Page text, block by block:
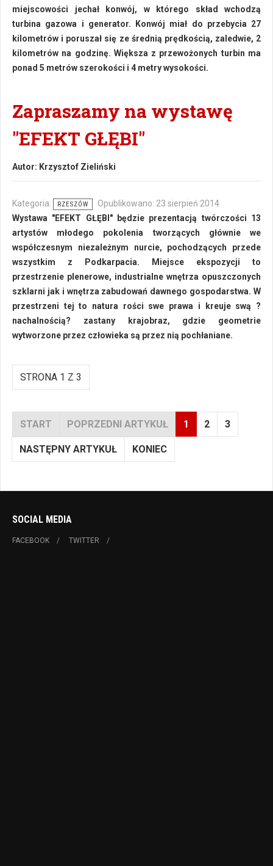
miejscowości jechał konwój, w którego skład wchodzą
turbina gazowa i generator. Konwój miał do przebycia 27
kilometrów i poruszał się ze średnią prędkością, zaledwie, 2
kilometrów na godzinę. Większa z przewożonych turbin ma
ponad 5 metrów szerokości i 4 metry wysokości.
Zapraszamy na wystawę
"EFEKT GŁĘBI"
Autor: Krzysztof Zieliński
Kategoria: RZESZÓW
Opublikowano: 23 sierpień 2014
Wystawa "EFEKT GŁĘBI" będzie prezentacją twórczości 13
artystów młodego pokolenia tworzących głównie we
współczesnym niezależnym nurcie, pochodzących przede
wszystkim z Podkarpacia. Miejsce ekspozycji to
przestrzenie plenerowe, industrialne wnętrza opuszczonych
szklarni jak i wnętrza zabudowań dawnego gospodarstwa. W
przestrzeni tej to natura rości swe prawa i kreuje swą ?
nachalnością? zastany krajobraz, gdzie geometrie
wytworzone przez człowieka są przez nią pochłaniane.
STRONA 1 Z 3
START POPRZEDNI ARTYKUŁ 1 2 3
NASTĘPNY ARTYKUŁ KONIEC
SOCIAL MEDIA
FACEBOOK TWITTER